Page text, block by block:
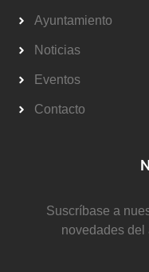
Ayuntamiento
Noticias
Eventos
Contacto
Suscríbase a
novedades del